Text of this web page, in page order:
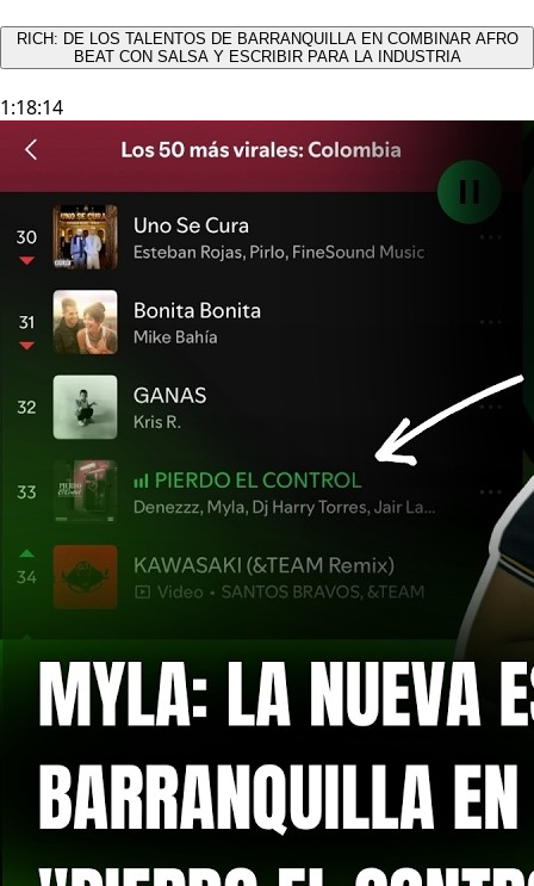
RICH: DE LOS TALENTOS DE BARRANQUILLA EN COMBINAR AFRO
BEAT CON SALSA Y ESCRIBIR PARA LA INDUSTRIA
1:18:14